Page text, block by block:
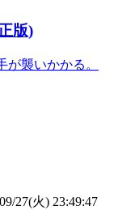
版)
襲いかかる。
27(火) 23:49:47